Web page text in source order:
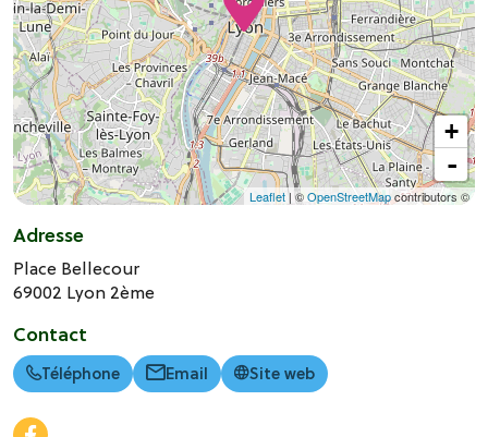
+
-
Leaflet| ©OpenStreetMapcontributors ©
Adresse
Place Bellecour
69002 Lyon 2ème
Contact
Téléphone Email Site web